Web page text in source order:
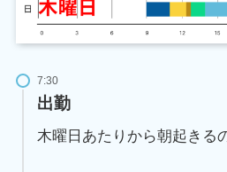
7:30
出勤
木曜日あたりから朝起きる